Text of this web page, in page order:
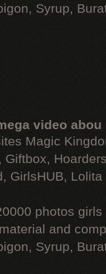
Syrup,
video abou
Magic
Giftbox,
GirlsHUB, Lolita
photos
and
Syrup,